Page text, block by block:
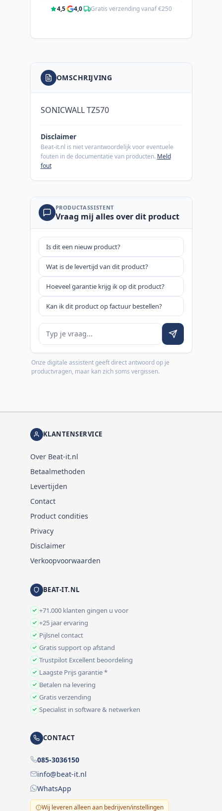
4,5· 4,0· Gratis verzending vanaf €250
OMSCHRIJVING
SONICWALL TZ570
Disclaimer
Beat-it.nl is niet verantwoordelijk voor eventuele
fouten in de documentatie van producten. Meld
fout
PRODUCTASSISTENT
Vraag mij alles over dit product
Is dit een nieuw product?
Wat is de levertijd van dit product?
Hoeveel garantie krijg ik op dit product?
Kan ik dit product op factuur bestellen?
Je vraag
Onze digitale assistent geeft direct antwoord op je
productvragen, maar kan zich soms vergissen.
KLANTENSERVICE
Over Beat-it.nl
Betaalmethoden
Levertijden
Contact
Product condities
Privacy
Disclaimer
Verkoopvoorwaarden
BEAT-IT.NL
+71.000 klanten gingen u voor
+25 jaar ervaring
Pijlsnel contact
Gratis support op afstand
Trustpilot Excellent beoordeling
Laagste Prijs garantie *
Betalen na levering
Gratis verzending
Specialist in software & netwerken
CONTACT
085-3036150
info@beat-it.nl
WhatsApp
Wij leveren alleen aan bedrijven/instellingen